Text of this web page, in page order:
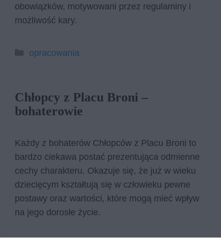
obowiązków, motywowani przez regulaminy i
możliwość kary.
Kategorie
opracowania
Chłopcy z Placu Broni –
bohaterowie
Każdy z bohaterów Chłopców z Placu Broni to
bardzo ciekawa postać prezentująca odmienne
cechy charakteru. Okazuje się, że już w wieku
dziecięcym kształtują się w człowieku pewne
postawy oraz wartości, które mogą mieć wpływ
na jego dorosłe życie.